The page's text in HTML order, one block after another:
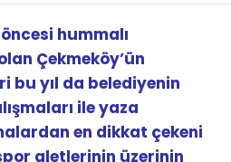
hummalı
Çekmeköy’ün
bu yıl da belediyenin
ile yaza
en dikkat çekeni
aletlerinin üzerinin